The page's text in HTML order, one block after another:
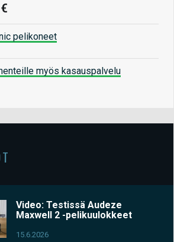
pelikoneet
myös kasauspalvelu
Video: Testissä Audeze
Maxwell 2 -pelikuulokkeet
15.6.2026